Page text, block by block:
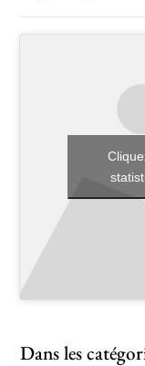
Dans les